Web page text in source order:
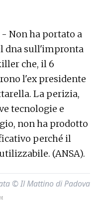
- Non ha portato a
dna sull'impronta
che, il 6
l'ex presidente
La perizia,
tecnologie e
non ha prodotto
perché il
(ANSA).
© Il Mattino di Padova